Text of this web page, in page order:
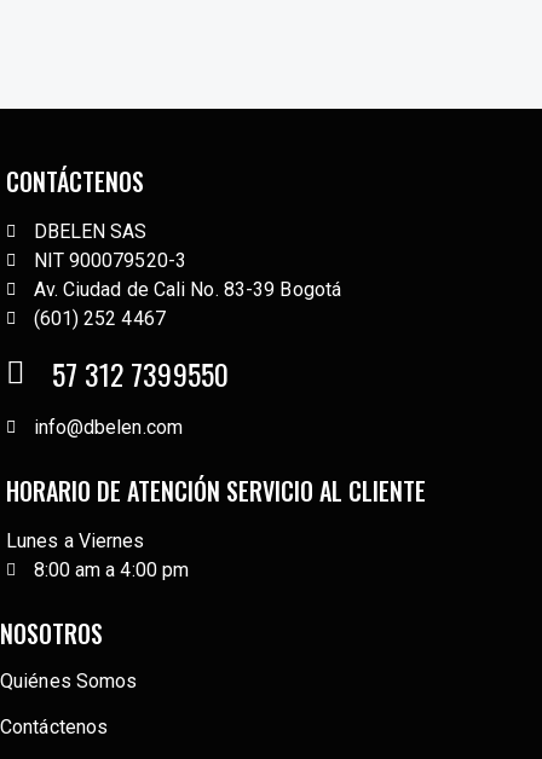
CONTÁCTENOS
DBELEN SAS
NIT 900079520-3
Av. Ciudad de Cali No. 83-39 Bogotá
(601) 252 4467
57 312 7399550
info@dbelen.com
HORARIO DE ATENCIÓN SERVICIO AL CLIENTE
Lunes a Viernes
8:00 am a 4:00 pm
NOSOTROS
Quiénes Somos
Contáctenos